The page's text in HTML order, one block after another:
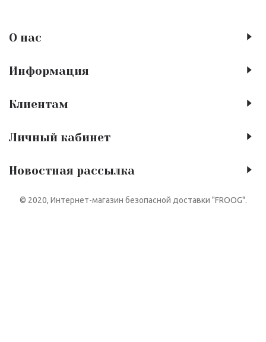
О нас
Информация
Клиентам
Личный кабинет
Новостная рассылка
© 2020, Интернет-магазин безопасной доставки "FROOG".